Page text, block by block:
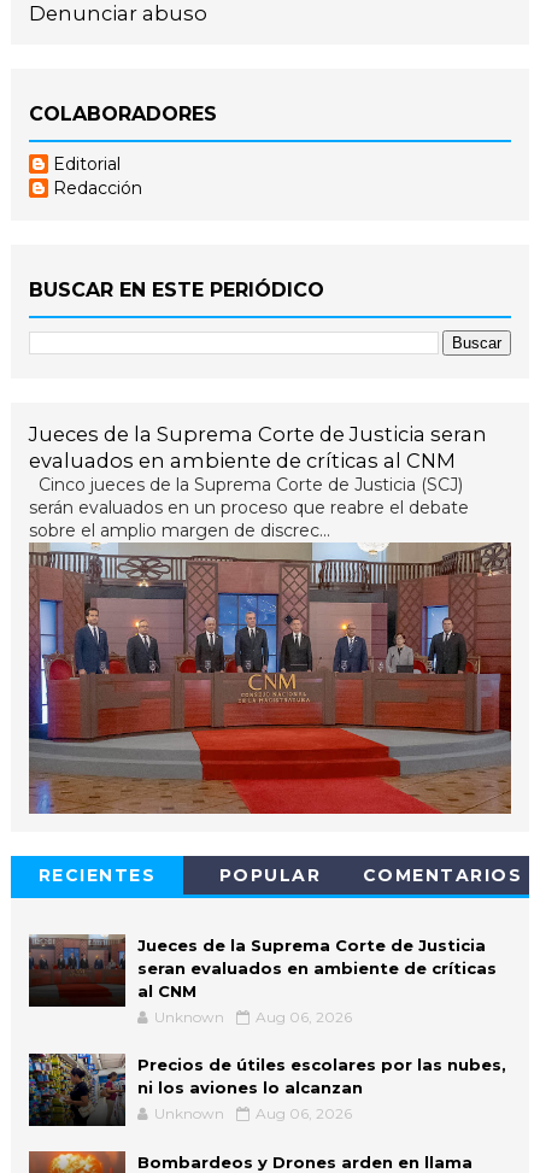
Denunciar abuso
COLABORADORES
Editorial
Redacción
BUSCAR EN ESTE PERIÓDICO
Jueces de la Suprema Corte de Justicia seran
evaluados en ambiente de críticas al CNM
Cinco jueces de la Suprema Corte de Justicia (SCJ)
serán evaluados en un proceso que reabre el debate
sobre el amplio margen de discrec...
RECIENTES POPULAR COMENTARIOS
Jueces de la Suprema Corte de Justicia
seran evaluados en ambiente de críticas
al CNM
Unknown Aug 06, 2026
Precios de útiles escolares por las nubes,
ni los aviones lo alcanzan
Unknown Aug 06, 2026
Bombardeos y Drones arden en llama